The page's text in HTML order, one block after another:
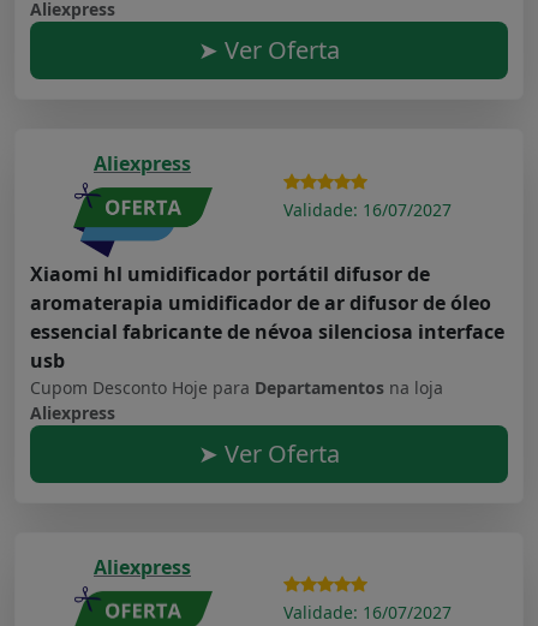
Aliexpress
➤ Ver Oferta
Aliexpress
Validade: 16/07/2027
Xiaomi hl umidificador portátil difusor de
aromaterapia umidificador de ar difusor de óleo
essencial fabricante de névoa silenciosa interface
usb
Cupom Desconto Hoje para Departamentos na loja
Aliexpress
➤ Ver Oferta
Aliexpress
Validade: 16/07/2027